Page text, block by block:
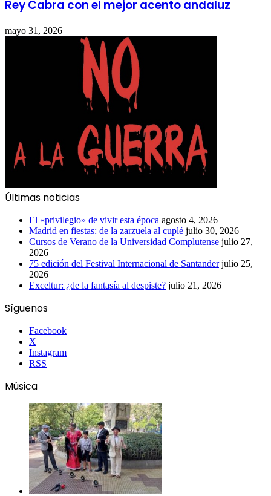
Rey Cabra con el mejor acento andaluz
mayo 31, 2026
Últimas noticias
El «privilegio» de vivir esta época agosto 4, 2026
Madrid en fiestas: de la zarzuela al cuplé julio 30, 2026
Cursos de Verano de la Universidad Complutense julio 27,
2026
75 edición del Festival Internacional de Santander julio 25,
2026
Exceltur: ¿de la fantasía al despiste? julio 21, 2026
Síguenos
Facebook
X
Instagram
RSS
Música